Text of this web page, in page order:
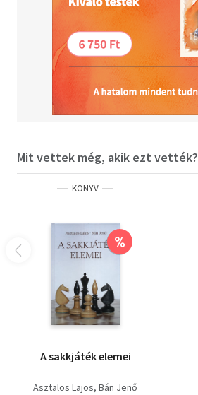
Mit vettek még, akik ezt vették?
KÖNYV
%
A sakkjáték elemei
Asztalos Lajos Bán Jenő